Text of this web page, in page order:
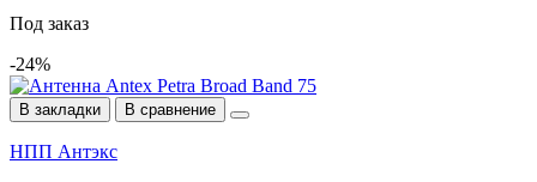
Под заказ
-24%
В закладки В сравнение
НПП Антэкс